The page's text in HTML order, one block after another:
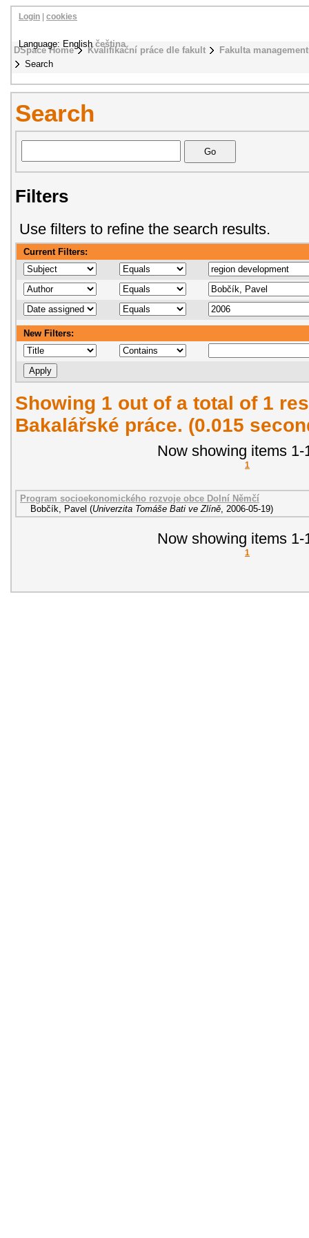
DSpace Home Kvalifikační práce dle fakult
Fakulta
Search
Login cookies
Language: Englishčeština
Search
Filters
Use filters to refine the search results.
Current Filters:
New Filters:
Showing 1 out of a total of 1
Bakalářské práce. (0.015
Now showing items 1-
1
Program socioekonomického rozvoje obce Dolní Němčí
Bobčík, Pavel (Univerzita Tomáše Bati ve Zlíně, 2006-05-19)
Now showing items 1-
1